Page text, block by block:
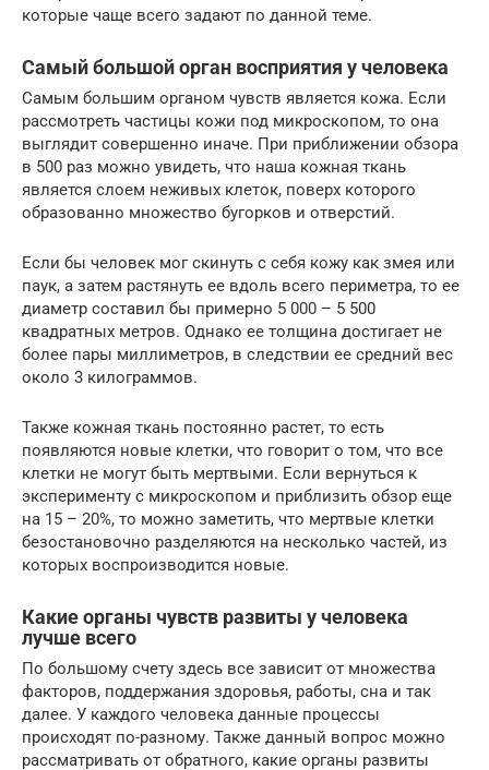
которые чаще всего задают по данной теме.
Самый большой орган восприятия у человека
Самым большим органом чувств является кожа. Если
рассмотреть частицы кожи под микроскопом, то она
выглядит совершенно иначе. При приближении обзора
в 500 раз можно увидеть, что наша кожная ткань
является слоем неживых клеток, поверх которого
образованно множество бугорков и отверстий.
Если бы человек мог скинуть с себя кожу как змея или
паук, а затем растянуть ее вдоль всего периметра, то ее
диаметр составил бы примерно 5 000 – 5 500
квадратных метров. Однако ее толщина достигает не
более пары миллиметров, в следствии ее средний вес
около 3 килограммов.
Также кожная ткань постоянно растет, то есть
появляются новые клетки, что говорит о том, что все
клетки не могут быть мертвыми. Если вернуться к
эксперименту с микроскопом и приблизить обзор еще
на 15 – 20%, то можно заметить, что мертвые клетки
безостановочно разделяются на несколько частей, из
которых воспроизводится новые.
Какие органы чувств развиты у человека
лучше всего
По большому счету здесь все зависит от множества
факторов, поддержания здоровья, работы, сна и так
далее. У каждого человека данные процессы
происходят по-разному. Также данный вопрос можно
рассматривать от обратного, какие органы развиты